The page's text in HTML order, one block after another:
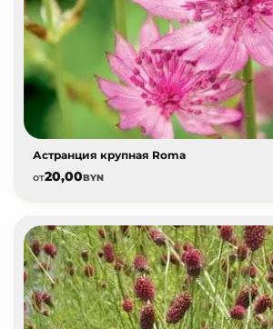
Астранция крупная Roma
от20,00BYN